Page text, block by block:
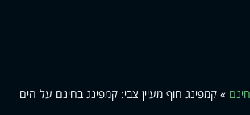
»קמפינג חוף מעיין צבי: קמפינג בחינם על הים